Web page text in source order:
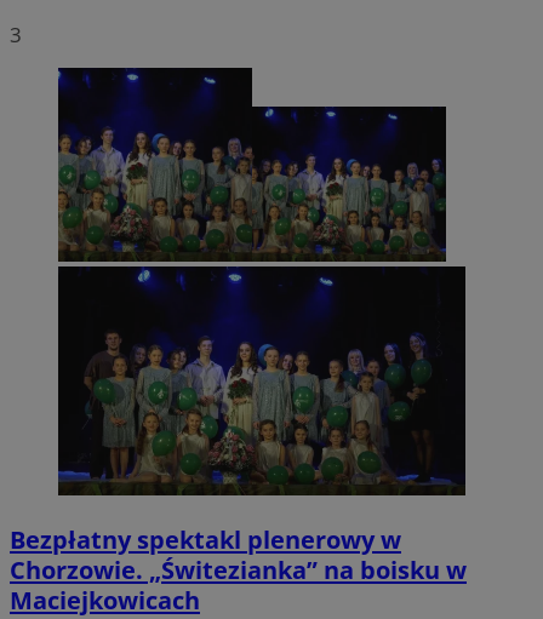
3
Bezpłatny spektakl plenerowy w
Chorzowie. „Świtezianka” na boisku w
Maciejkowicach